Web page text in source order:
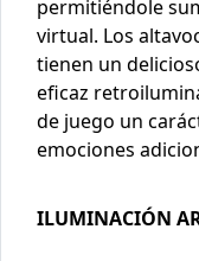
permitiéndole
virtual. Los
tienen un
eficaz
de juego un
emociones
ILUMINACIÓN